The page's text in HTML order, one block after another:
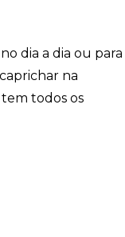
dia a dia ou para
na
todos os